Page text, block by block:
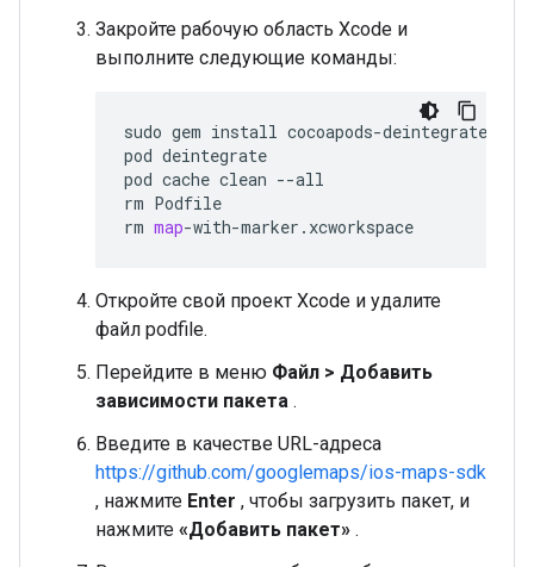
Закройте рабочую область Xcode и
выполните следующие команды:
sudo gem install cocoapods-deintegrate
pod deintegrate
pod cache clean --all
rm Podfile
rm map-with-marker . xcworkspace
Откройте свой проект Xcode и удалите
файл podfile.
Перейдите в меню Файл > Добавить
зависимости пакета .
Введите в качестве URL-адреса
https://github.com/googlemaps/ios-maps-sdk
, нажмите Enter , чтобы загрузить пакет, и
нажмите «Добавить пакет» .